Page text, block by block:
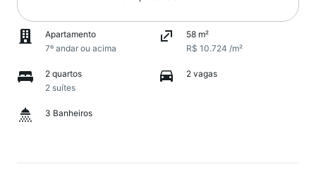
Apartamento
7º andar ou acima
58 m²
R$ 10.724 /m²
2 quartos
2 suítes
2 vagas
3 Banheiros